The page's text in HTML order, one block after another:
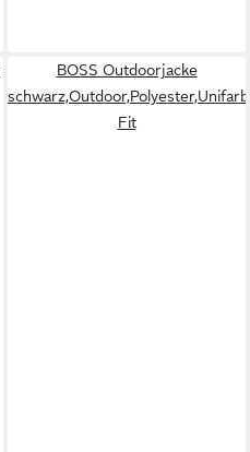
BOSS Outdoorjacke
Fit